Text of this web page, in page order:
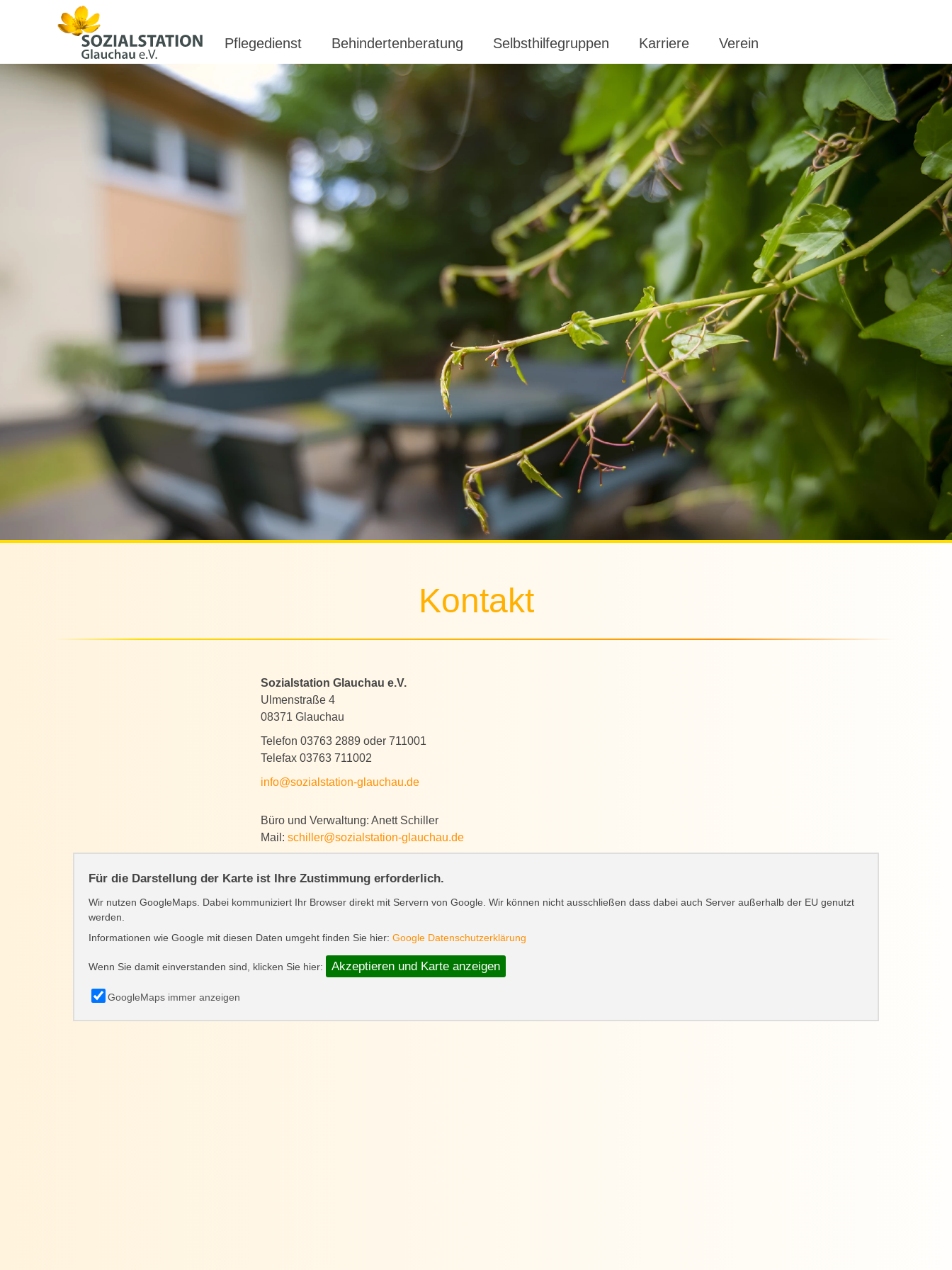
Pflegedienst Behindertenberatung Selbsthilfegruppen Karriere Verein
Kontakt
Sozialstation Glauchau e.V.
Ulmenstraße 4
08371 Glauchau
Telefon 03763 2889 oder 711001
Telefax 03763 711002
info@sozialstation-glauchau.de
Büro und Verwaltung: Anett Schiller
Mail: schiller@sozialstation-glauchau.de
Für die Darstellung der Karte ist Ihre Zustimmung erforderlich.
Wir nutzen GoogleMaps. Dabei kommuniziert Ihr Browser direkt mit Servern von Google. Wir können nicht ausschließen dass dabei auch Server außerhalb der EU genutzt
werden.
Informationen wie Google mit diesen Daten umgeht finden Sie hier: Google Datenschutzerklärung
Wenn Sie damit einverstanden sind, klicken Sie hier: Akzeptieren und Karte anzeigen
GoogleMaps immer anzeigen